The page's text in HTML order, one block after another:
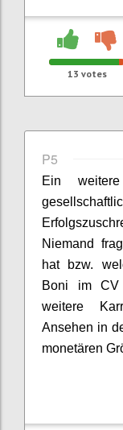
13 votes
P5
Ein
Niemand
hat bzw.
Boni im CV
weitere
Ansehen in
monetären